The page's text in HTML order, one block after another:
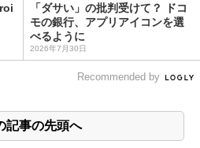
「ダサい」の批判受けて？ ドコ
モの銀行、アプリアイコンを選
べるように
2026年7月30日
Recommended by
記事の先頭へ